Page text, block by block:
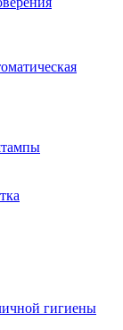
гигиены